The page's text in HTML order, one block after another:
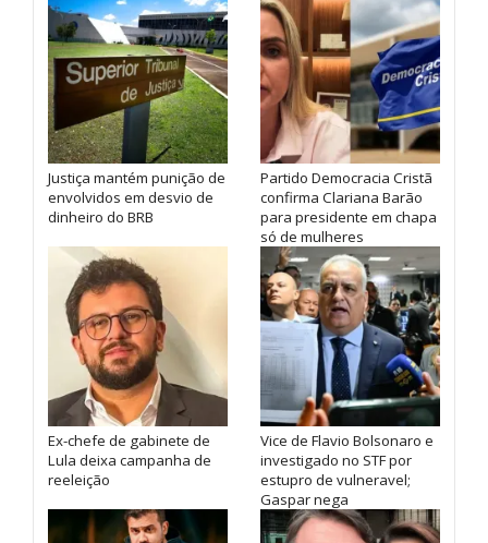
Justiça mantém punição de
envolvidos em desvio de
dinheiro do BRB
Partido Democracia Cristã
confirma Clariana Barão
para presidente em chapa
só de mulheres
Ex-chefe de gabinete de
Lula deixa campanha de
reeleição
Vice de Flavio Bolsonaro e
investigado no STF por
estupro de vulneravel;
Gaspar nega